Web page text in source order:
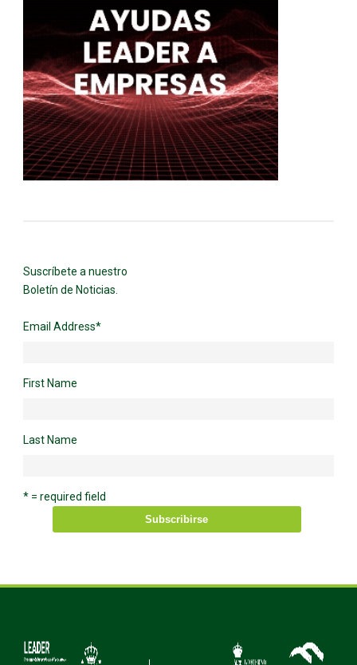
Suscríbete a nuestro
Boletín de Noticias.
Email Address*
First Name
Last Name
* = required field